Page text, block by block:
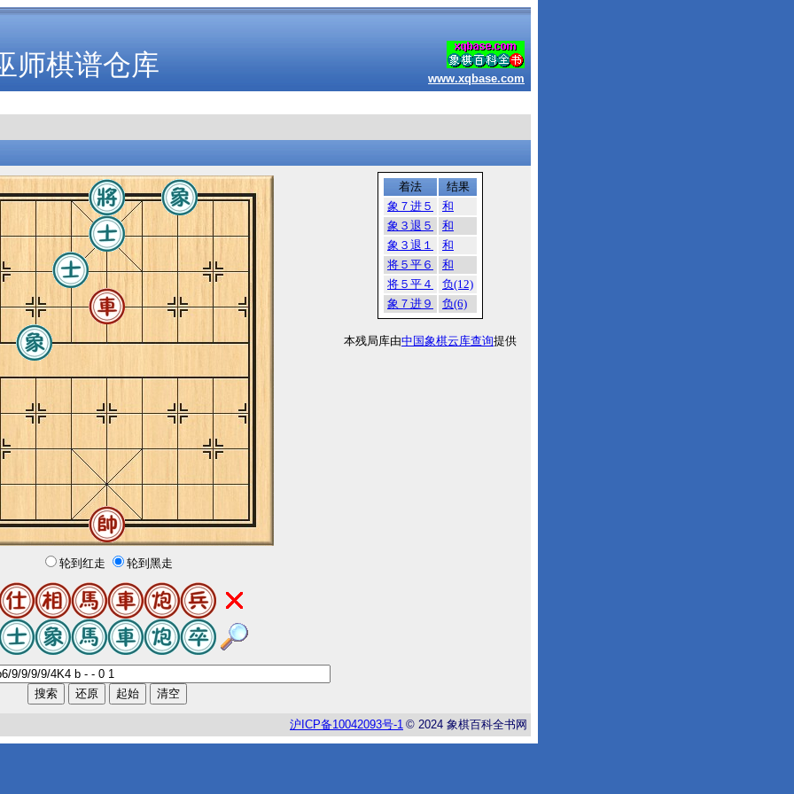
师棋谱仓库 www.xqbase.com
轮到红走 轮到黑走
着法
结果
象７进５
和
象３退５
和
象３退１
和
将５平６
和
将５平４
负(12)
象７进９
负(6)
本残局库由中国象棋云库查询提供
沪 ICP备10042093号-1 © 2024 象棋百科全书网